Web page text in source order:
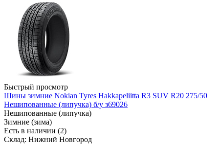
Быстрый просмотр
Шины зимние Nokian Tyres Hakkapeliitta R3 SUV R20 275/50
Нешипованные (липучка) б/у з69026
Нешипованные (липучка)
Зимние (зима)
Есть в наличии (2)
Склад: Нижний Новгород